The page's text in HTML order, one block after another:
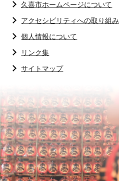
久喜市ホームページについて
アクセシビリティへの取り組み
個人情報について
リンク集
サイトマップ